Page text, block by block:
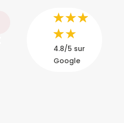
4.8/5 sur
Google